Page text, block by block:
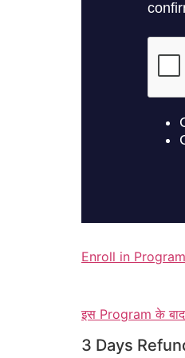
Enroll in Program
इस Program के
3 Days